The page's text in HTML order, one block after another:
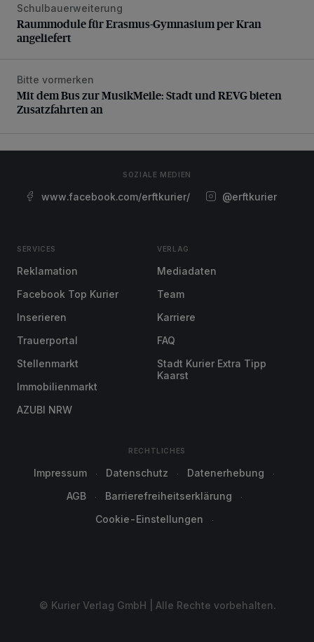
Raummodule für Erasmus-Gymnasium per Kran angeliefert
Schulbauerweiterung
Raummodule für Erasmus-Gymnasium per Kran
angeliefert
Mit dem Bus zur MusikMeile: Stadt und REVG bieten
Bitte vormerken
Mit dem Bus zur MusikMeile: Stadt und REVG bieten
Zusatzfahrten an
SOZIALE MEDIEN
www.facebook.com/erftkurier/ @erftkurier
SERVICES
Reklamation
Facebook Top Kurier
Inserieren
Trauerportal
Stellenmarkt
Immobilienmarkt
AZUBI NRW
VERLAG
Mediadaten
Team
Karriere
FAQ
Stadt Kurier Extra Tipp
Kaarst
RECHTLICHES
Impressum Datenschutz
Datenerhebung
AGB
Barrierefreiheitserklärung
Cookie-Einstellungen
© Kurier Verlag GmbH | Alle Rechte vorbehalten.